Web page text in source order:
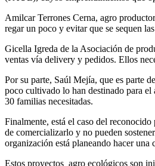
Amilcar Terrones Cerna, agro
regar un poco y evitar que se sequen
Gicella Igreda de la Asociación de
ventas vía delivery y pedidos. Ellos
Por su parte, Saúl Mejía, que es parte
poco cultivado lo han destinado para el
30 familias necesitadas.
Finalmente, está el caso del
de comercializarlo y no pueden
organización está planeando hacer
Estos proyectos agro ecológicos son